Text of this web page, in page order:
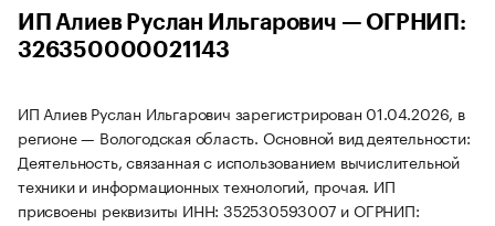
ИП Алиев Руслан Ильгарович — ОГРНИП:
326350000021143
ИП Алиев Руслан Ильгарович зарегистрирован 01.04.2026, в
регионе — Вологодская область. Основной вид деятельности:
Деятельность, связанная с использованием вычислительной
техники и информационных технологий, прочая. ИП
присвоены реквизиты ИНН: 352530593007 и ОГРНИП: